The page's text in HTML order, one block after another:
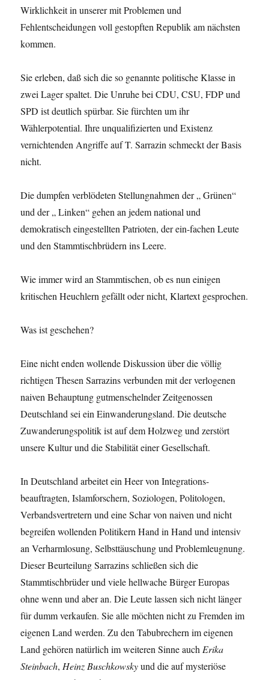
Wirklichkeit in unserer mit Problemen und
Fehlentscheidungen voll gestopften Republik am nächsten
kommen.
Sie erleben, daß sich die so genannte politische Klasse in
zwei Lager spaltet. Die Unruhe bei CDU, CSU, FDP und
SPD ist deutlich spürbar. Sie fürchten um ihr
Wählerpotential. Ihre unqualifizierten und Existenz
vernichtenden Angriffe auf T. Sarrazin schmeckt der Basis
nicht.
Die dumpfen verblödeten Stellungnahmen der „ Grünen“
und der „ Linken“ gehen an jedem national und
demokratisch eingestellten Patrioten, der ein-fachen Leute
und den Stammtischbrüdern ins Leere.
Wie immer wird an Stammtischen, ob es nun einigen
kritischen Heuchlern gefällt oder nicht, Klartext gesprochen.
Was ist geschehen?
Eine nicht enden wollende Diskussion über die völlig
richtigen Thesen Sarrazins verbunden mit der verlogenen
naiven Behauptung gutmenschelnder Zeitgenossen
Deutschland sei ein Einwanderungsland. Die deutsche
Zuwanderungspolitik ist auf dem Holzweg und zerstört
unsere Kultur und die Stabilität einer Gesellschaft.
In Deutschland arbeitet ein Heer von Integrations-
beauftragten, Islamforschern, Soziologen, Politologen,
Verbandsvertretern und eine Schar von naiven und nicht
begreifen wollenden Politikern Hand in Hand und intensiv
an Verharmlosung, Selbsttäuschung und Problemleugnung.
Dieser Beurteilung Sarrazins schließen sich die
Stammtischbrüder und viele hellwache Bürger Europas
ohne wenn und aber an. Die Leute lassen sich nicht länger
für dumm verkaufen. Sie alle möchten nicht zu Fremden im
eigenen Land werden. Zu den Tabubrechern im eigenen
Land gehören natürlich im weiteren Sinne auch Erika
Steinbach, Heinz Buschkowskyund die auf mysteriöse